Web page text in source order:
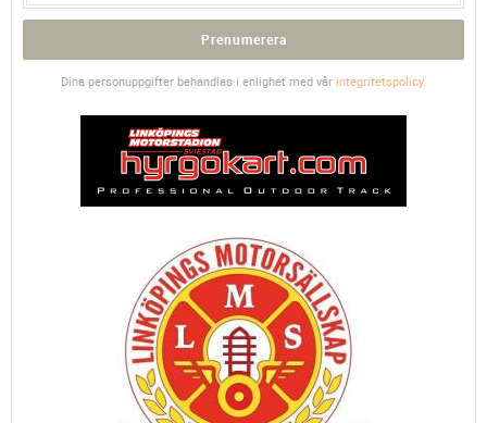
Prenumerera
Dina personuppgifter behandlas i enlighet med vår integritetspolicy.